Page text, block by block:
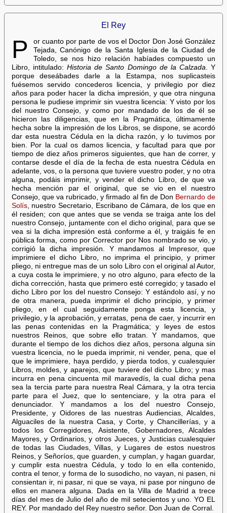
El Rey
P
or cuanto por parte de vos el Doctor Don José González
Tejada, Canónigo de la Santa Iglesia de la Ciudad de
Toledo, se nos hizo relación habíades compuesto un
Libro, intitulado:Historia de Santo Domingo de la Calzada. Y
porque deseábades darle a la Estampa, nos suplicasteis
fuésemos servido concederos licencia, y privilegio por diez
años para poder hacer la dicha impresión, y que otra ninguna
persona le pudiese imprimir sin vuestra licencia: Y visto por los
del nuestro Consejo, y como por mandado de los de él se
hicieron las diligencias, que en la Pragmática, últimamente
hecha sobre la impresión de los Libros, se dispone, se acordó
dar esta nuestra Cédula en la dicha razón, y lo tuvimos por
bien. Por la cual os damos licencia, y facultad para que por
tiempo de diez años primeros siguientes, que han de correr, y
contarse desde el día de la fecha de esta nuestra Cédula en
adelante, vos, o la persona que tuviere vuestro poder, y no otra
alguna, podáis imprimir, y vender el dicho Libro, de que va
hecha mención par el original, que se vio en el nuestro
Consejo, que va rubricado, y firmado al fin de Don Bernardo de
Solís, nuestro Secretario, Escribano de Cámara, de los que en
él residen; con que antes que se venda se traiga ante los del
nuestro Consejo, juntamente con el dicho original, para que se
vea si la dicha impresión está conforme a él, y traigáis fe en
pública forma, como por Corrector por Nos nombrado se vio, y
corrigió la dicha impresión. Y mandamos al Impresor, que
imprimiere el dicho Libro, no imprima el principio, y primer
pliego, ni entregue mas de un solo Libro con el original al Autor,
a cuya costa le imprimiere, y no otro alguno, para efecto de la
dicha corrección, hasta que primero esté corregido; y tasado el
dicho Libro por los del nuestro Consejo: Y estándolo así, y no
de otra manera, pueda imprimir el dicho principio, y primer
pliego, en el cual seguidamente ponga esta licencia, y
privilegio, y la aprobación, y erratas, pena de caer, y incurrir en
las penas contenidas en la Pragmática; y leyes de estos
nuestros Reinos, que sobre ello tratan. Y mandamos, que
durante el tiempo de los dichos diez años, persona alguna sin
vuestra licencia, no le pueda imprimir, ni vender, pena, que el
que le imprimiere, haya perdido, y pierda todos, y cualesquier
Libros, moldes, y aparejos, que tuviere del dicho Libro; y mas
incurra en pena cincuenta mil maravedís, la cual dicha pena
sea la tercia parte para nuestra Real Cámara, y la otra tercia
parte para el Juez, que lo sentenciare, y la otra para el
denunciador. Y mandamos a los del nuestro Consejo,
Presidente, y Oidores de las nuestras Audiencias, Alcaldes,
Alguaciles de la nuestra Casa, y Corte, y Chancillerías, y a
todos los Corregidores, Asistente, Gobernadores, Alcaldes
Mayores, y Ordinarios, y otros Jueces, y Justicias cualesquier
de todas las Ciudades, Villas, y Lugares de estos nuestros
Reinos, y Señoríos, que guarden, y cumplan, y hagan guardar,
y cumplir esta nuestra Cédula, y todo lo en ella contenido,
contra el tenor, y forma de lo susodicho, no vayan, ni pasen, ni
consientan ir, ni pasar, ni que se vaya, ni pase por ninguno de
ellos en manera alguna. Dada en la Villa de Madrid a trece
días del mes de Julio del año de mil setecientos y uno. YO EL
REY. Por mandado del Rey nuestro señor. Don Juan de Corral.